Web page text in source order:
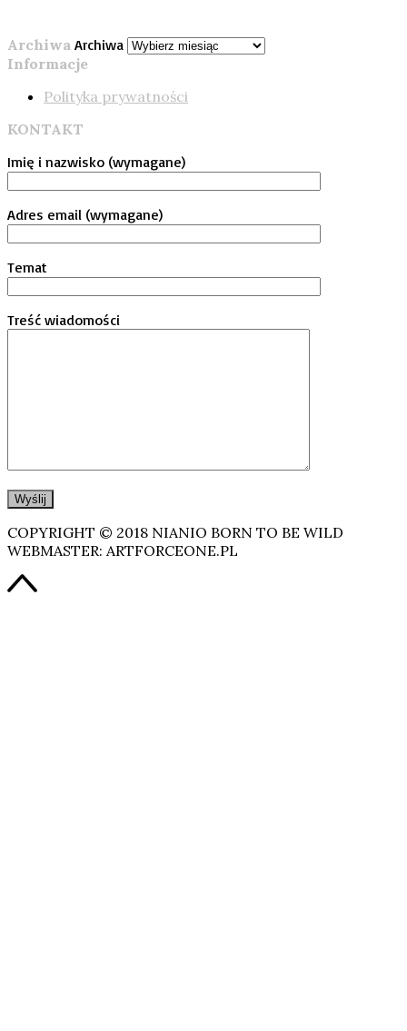
Archiwa Archiwa
Informacje
Polityka prywatności
KONTAKT
Imię i nazwisko (wymagane)
Adres email (wymagane)
Temat
Treść wiadomości
COPYRIGHT © 2018 NIANIO BORN TO BE WILD
WEBMASTER: ARTFORCEONE.PL